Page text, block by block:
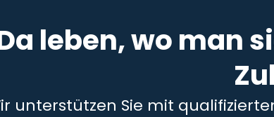
leben, wo man
unterstützen Sie mit